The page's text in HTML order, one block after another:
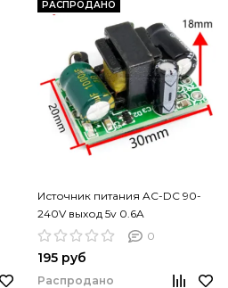
РАСПРОДАНО
Источник питания AC-DC 90-
240V выход 5v 0.6A
0
195 руб
Распродано